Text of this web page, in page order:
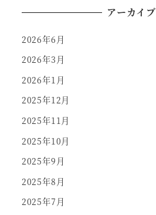
アーカイブ
2026年6月
2026年3月
2026年1月
2025年12月
2025年11月
2025年10月
2025年9月
2025年8月
2025年7月